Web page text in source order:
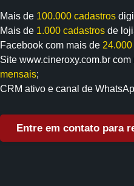
Mais de 100.000 cadastros
Mais de 1.000 cadastros de
Facebook com mais de
Site www.cineroxy.com.br com
mensais;
CRM ativo e canal de
Entre em contato para